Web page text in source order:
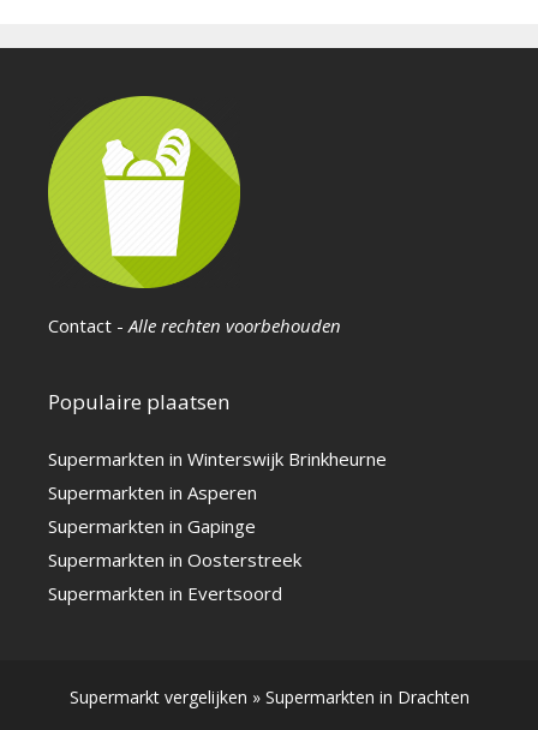
Contact -Alle rechten voorbehouden
Populaire plaatsen
Supermarkten in Winterswijk Brinkheurne
Supermarkten in Asperen
Supermarkten in Gapinge
Supermarkten in Oosterstreek
Supermarkten in Evertsoord
Supermarkt vergelijken » Supermarkten in Drachten